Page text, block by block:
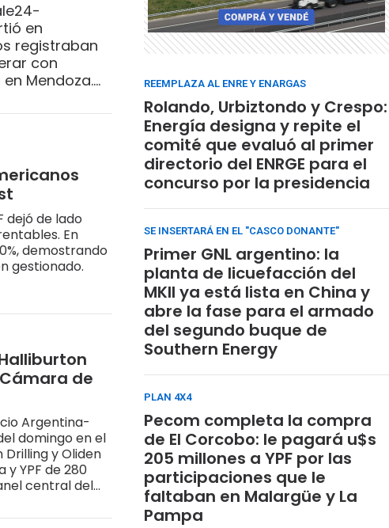
en
registraban
con
Mendoza.
dejó de lado
En
demostrando
gestionado.
de
Argentina-
domingo en el
y Oliden
YPF de 280
central del
Muerta.
REEMPLAZA AL ENRE Y ENARGAS
Rolando, Urbiztondo y Crespo:
Energía designa y repite el
comité que evaluó al primer
directorio del ENRGE para el
concurso por la presidencia
SE INSERTARÁ EN EL "CASCO DONANTE"
Primer GNL argentino: la
planta de licuefacción del
MKII ya está lista en China y
abre la fase para el armado
del segundo buque de
Southern Energy
PLAN 4X4
Pecom completa la compra
de El Corcobo: le pagará u$s
205 millones a YPF por las
participaciones que le
faltaban en Malargüe y La
Pampa